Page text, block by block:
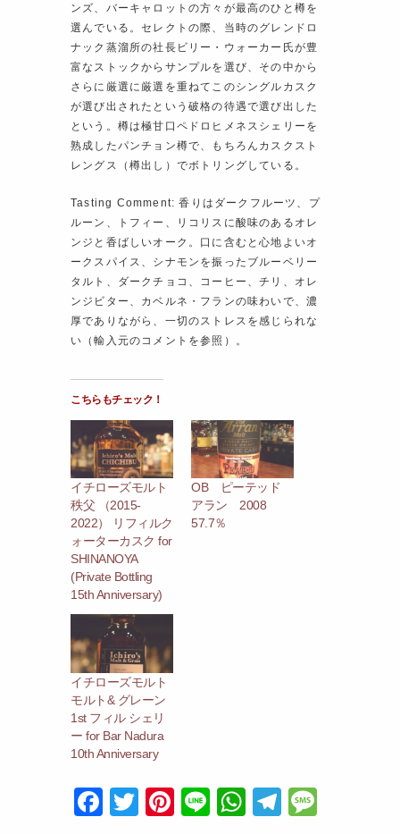
ンズ、バーキャロットの方々が最高のひと樽を
選んでいる。セレクトの際、当時のグレンドロ
ナック蒸溜所の社長ビリー・ウォーカー氏が豊
富なストックからサンプルを選び、その中から
さらに厳選に厳選を重ねてこのシングルカスク
が選び出されたという破格の待遇で選び出した
という。樽は極甘口ペドロヒメネスシェリーを
熟成したパンチョン樽で、もちろんカスクスト
レングス（樽出し）でボトリングしている。
Tasting Comment: 香りはダークフルーツ、プ
ルーン、トフィー、リコリスに酸味のあるオレ
ンジと香ばしいオーク。口に含むと心地よいオ
ークスパイス、シナモンを振ったブルーベリー
タルト、ダークチョコ、コーヒー、チリ、オレ
ンジビター、カベルネ・フランの味わいで、濃
厚でありながら、一切のストレスを感じられな
い（輸入元のコメントを参照）。
こちらもチェック！
イチローズモルト
秩父 （2015-
2022） リフィルク
ォーターカスク for
SHINANOYA
(Private Bottling
15th Anniversary)
OB ピーテッド
アラン 2008
57.7％
イチローズモルト
モルト& グレーン
1st フィル シェリ
ー for Bar Nadura
10th Anniversary
F
T
Pi
Li
W T